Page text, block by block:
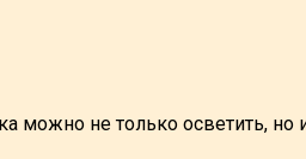
не только осветить, но